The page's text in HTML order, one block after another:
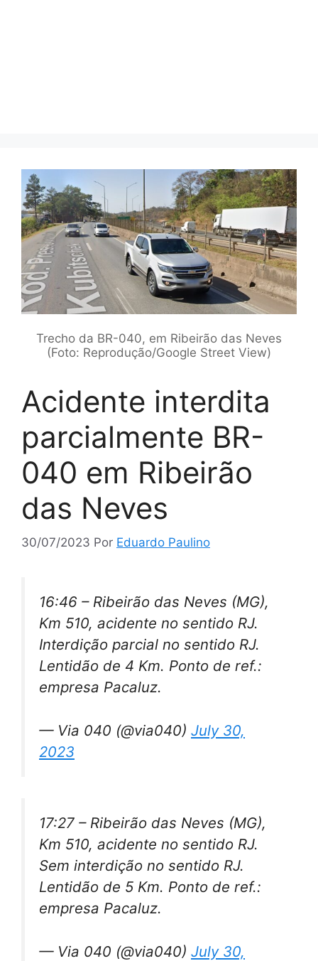
Trecho da BR-040, em Ribeirão das Neves
(Foto: Reprodução/Google Street View)
Acidente interdita
parcialmente BR-
040 em Ribeirão
das Neves
30/07/2023 Por Eduardo Paulino
16:46 – Ribeirão das Neves (MG),
Km 510, acidente no sentido RJ.
Interdição parcial no sentido RJ.
Lentidão de 4 Km. Ponto de ref.:
empresa Pacaluz.
— Via 040 (@via040) July 30,
2023
17:27 – Ribeirão das Neves (MG),
Km 510, acidente no sentido RJ.
Sem interdição no sentido RJ.
Lentidão de 5 Km. Ponto de ref.:
empresa Pacaluz.
— Via 040 (@via040) July 30,